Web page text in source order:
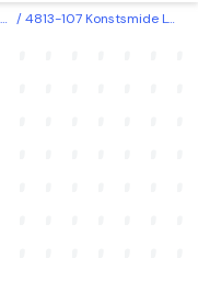
4813-107 Konstsmide Lysslynge 31V, nett, 104 LED, svart kabel Varm hvit